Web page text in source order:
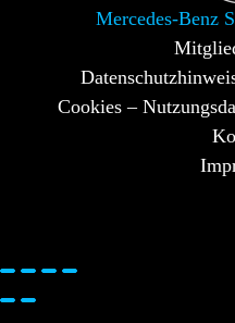
Mercedes-Benz
Cookies –